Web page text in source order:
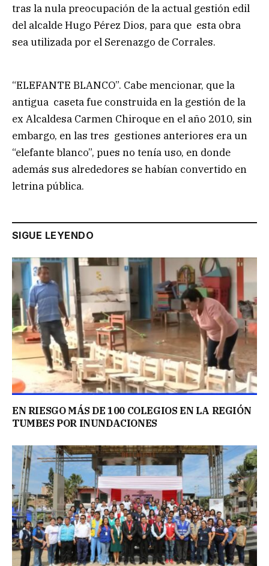
tras la nula preocupación de la actual gestión edil
del alcalde Hugo Pérez Dios, para que esta obra
sea utilizada por el Serenazgo de Corrales.
“ELEFANTE BLANCO”. Cabe mencionar, que la
antigua caseta fue construida en la gestión de la
ex Alcaldesa Carmen Chiroque en el año 2010, sin
embargo, en las tres gestiones anteriores era un
“elefante blanco”, pues no tenía uso, en donde
además sus alrededores se habían convertido en
letrina pública.
SIGUE LEYENDO
EN RIESGO MÁS DE 100 COLEGIOS EN LA REGIÓN
TUMBES POR INUNDACIONES